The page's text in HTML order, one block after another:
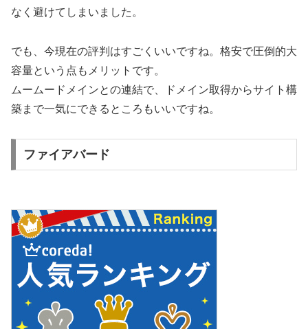
なく避けてしまいました。
でも、今現在の評判はすごくいいですね。格安で圧倒的大
容量という点もメリットです。
ムームードメインとの連結で、ドメイン取得からサイト構
築まで一気にできるところもいいですね。
ファイアバード